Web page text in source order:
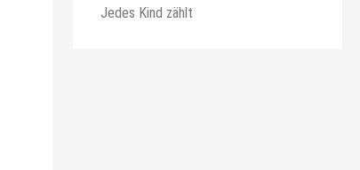
Jedes Kind zählt